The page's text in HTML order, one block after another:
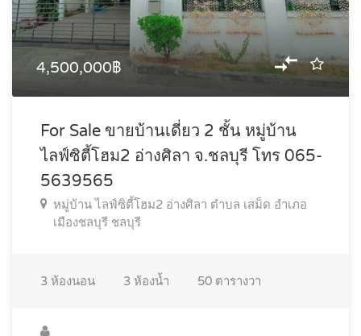
4,500,000฿
For Sale ขายบ้านเดี่ยว 2 ชั้น หมู่บ้าน
ไลฟ์ซิตี้โฮม2 อ่างศิลา จ.ชลบุรี โทร 065-
5639565
หมู่บ้าน ไลฟ์ซิตี้โฮม2 อ่างศิลา ตำบล เสม็ด อำเภอ
เมืองชลบุรี ชลบุรี
3 ห้องนอน 3 ห้องน้ำ 50 ตารางวา